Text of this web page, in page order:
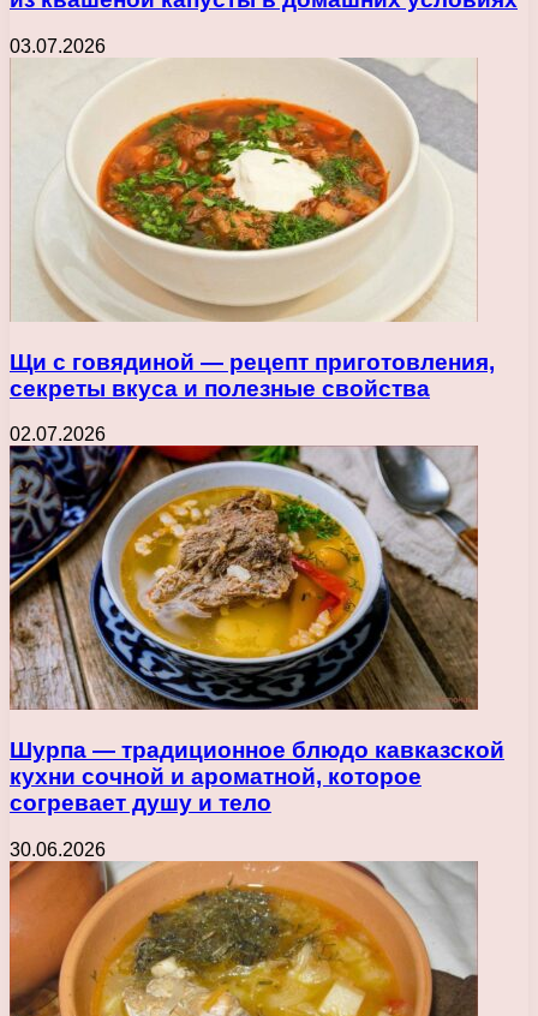
03.07.2026
Щи с говядиной — рецепт приготовления,
секреты вкуса и полезные свойства
02.07.2026
Шурпа — традиционное блюдо кавказской
кухни сочной и ароматной, которое
согревает душу и тело
30.06.2026